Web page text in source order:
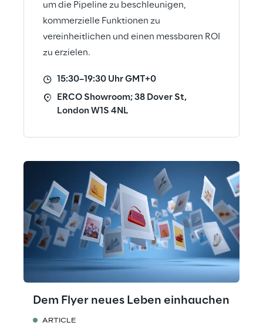
um die Pipeline zu beschleunigen,
kommerzielle Funktionen zu
vereinheitlichen und einen messbaren ROI
zu erzielen.
15:30–19:30 Uhr GMT+0
ERCO Showroom; 38 Dover St,
London W1S 4NL
Dem Flyer neues Leben einhauchen
ARTICLE